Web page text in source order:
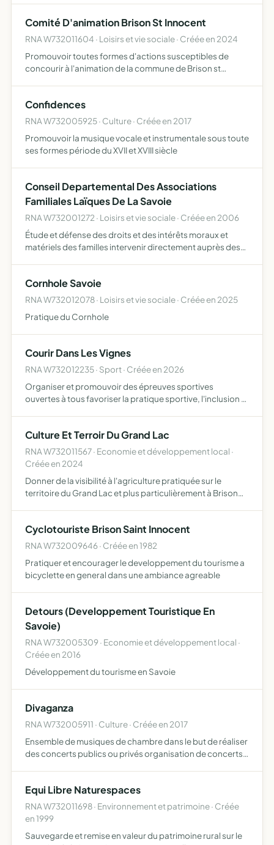
Comité D'animation Brison St Innocent
RNA W732011604 · Loisirs et vie sociale · Créée en 2024
Promouvoir toutes formes d'actions susceptibles de
concourir à l'animation de la commune de Brison st
Confidences
RNA W732005925 · Culture · Créée en 2017
Promouvoir la musique vocale et instrumentale sous toute
ses formes période du XVII et XVIII siècle
Conseil Departemental Des Associations
Familiales Laïques De La Savoie
RNA W732001272 · Loisirs et vie sociale · Créée en 2006
Étude et défense des droits et des intérêts moraux et
matériels des familles intervenir directement auprès des
le…
Cornhole Savoie
RNA W732012078 · Loisirs et vie sociale · Créée en 2025
Pratique du Cornhole
Courir Dans Les Vignes
RNA W732012235 · Sport · Créée en 2026
Organiser et promouvoir des épreuves sportives
ouvertes à tous favoriser la pratique sportive, l'inclusion et
Culture Et Terroir Du Grand Lac
RNA W732011567 · Economie et développement local ·
Créée en 2024
Donner de la visibilité à l'agriculture pratiquée sur le
territoire du Grand Lac et plus particulièrement à Brison
thématiques…
Cyclotouriste Brison Saint Innocent
RNA W732009646 · Créée en 1982
Pratiquer et encourager le developpement du tourisme a
bicyclette en general dans une ambiance agreable
Detours (Developpement Touristique En
Savoie)
RNA W732005309 · Economie et développement local ·
Créée en 2016
Développement du tourisme en Savoie
Divaganza
RNA W732005911 · Culture · Créée en 2017
Ensemble de musiques de chambre dans le but de réaliser
des concerts publics ou privés organisation de concerts
Equi Libre Naturespaces
RNA W732011698 · Environnement et patrimoine · Créée
en 1999
Sauvegarde et remise en valeur du patrimoine rural sur le